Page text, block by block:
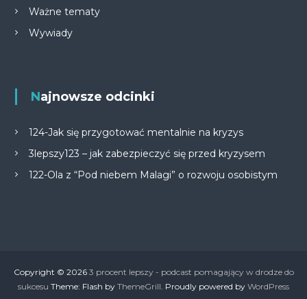
Ważne tematy
Wywiady
Najnowsze odcinki
124-Jak się przygotować mentalnie na kryzys
3lepszy123 – jak zabezpieczyć się przed kryzysem
122-Ola z “Pod niebem Malagi” o rozwoju osobistym
Copyright © 2026 3 procent lepszy - podcast pomagający w drodze do
sukcesu Theme: Flash by ThemeGrill. Proudly powered by WordPress